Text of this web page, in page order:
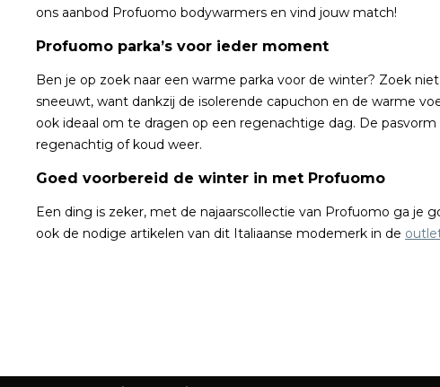
ons aanbod Profuomo bodywarmers en vind jouw match!
Profuomo parka’s voor ieder moment
Ben je op zoek naar een warme parka voor de winter? Zoek
sneeuwt, want dankzij de isolerende capuchon en de warme
ook ideaal om te dragen op een regenachtige dag. De
regenachtig of koud weer.
Goed voorbereid de winter in met Profuomo
Een ding is zeker, met de najaarscollectie van Profuomo ga je
ook de nodige artikelen van dit Italiaanse modemerk in de